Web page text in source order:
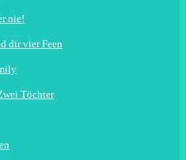
nie!
dir vier Feen
Töchter